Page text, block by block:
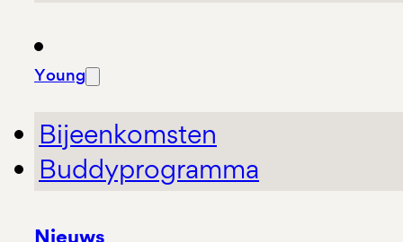
Young
Bijeenkomsten
Buddyprogramma
Nieuws